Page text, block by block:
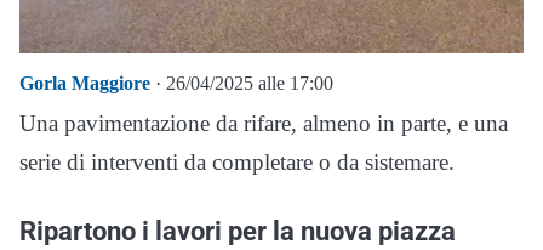
Gorla Maggiore · 26/04/2025 alle 17:00
Una pavimentazione da rifare, almeno in parte, e una
serie di interventi da completare o da sistemare.
Ripartono i lavori per la nuova piazza